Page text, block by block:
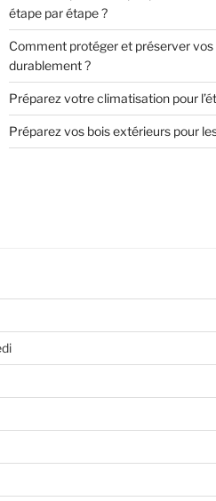
étape par étape ?
Comment protéger et préserver vos
durablement ?
Préparez votre climatisation pour
Préparez vos bois extérieurs pour